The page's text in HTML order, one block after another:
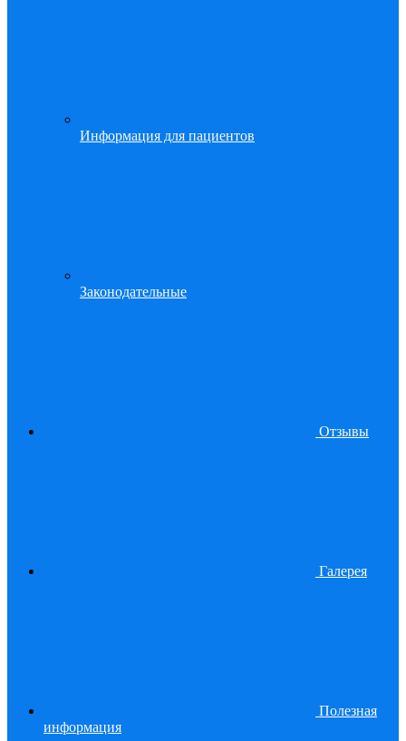
Информация для пациентов
Законодательные
Отзывы
Галерея
Полезная
информация